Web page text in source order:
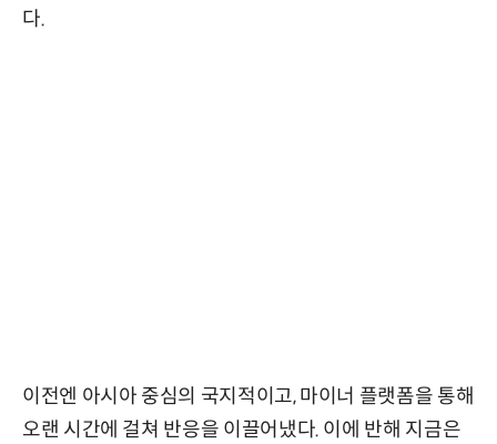
다.
이전엔 아시아 중심의 국지적이고, 마이너 플랫폼을 통해
오랜 시간에 걸쳐 반응을 이끌어냈다. 이에 반해 지금은